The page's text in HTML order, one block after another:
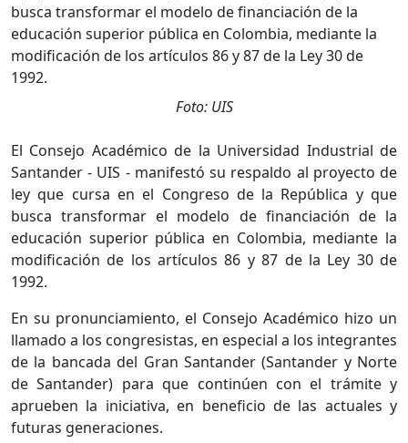
Foto: UIS
El Consejo Académico de la Universidad Industrial de
Santander - UIS - manifestó su respaldo al proyecto de
ley que cursa en el Congreso de la República y que
busca transformar el modelo de financiación de la
educación superior pública en Colombia, mediante la
modificación de los artículos 86 y 87 de la Ley 30 de
1992.
En su pronunciamiento, el Consejo Académico hizo un
llamado a los congresistas, en especial a los integrantes
de la bancada del Gran Santander (Santander y Norte
de Santander) para que continúen con el trámite y
aprueben la iniciativa, en beneficio de las actuales y
futuras generaciones.